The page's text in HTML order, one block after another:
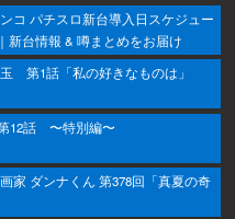
ンコ パチスロ新台導入日スケジュー
新台情報 & 噂まとめをお届け
第1話「私の好きなものは」
12話 〜特別編〜
家 ダンナくん 第378回「真夏の奇